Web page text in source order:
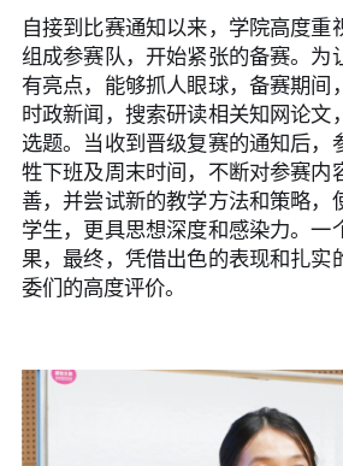
自接到比赛通知以来，学院高度重
组成参赛队，开始紧张的备赛。为
有亮点，能够抓人眼球，备赛期间
时政新闻，搜索研读相关知网论文
选题。当收到晋级复赛的通知后，
牲下班及周末时间，不断对参赛内
善，并尝试新的教学方法和策略，
学生，更具思想深度和感染力。一
果，最终，凭借出色的表现和扎实
委们的高度评价。